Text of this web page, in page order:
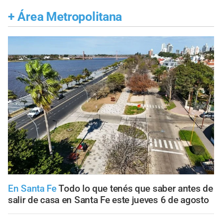
+ Área Metropolitana
En Santa Fe Todo lo que tenés que saber antes de
salir de casa en Santa Fe este jueves 6 de agosto